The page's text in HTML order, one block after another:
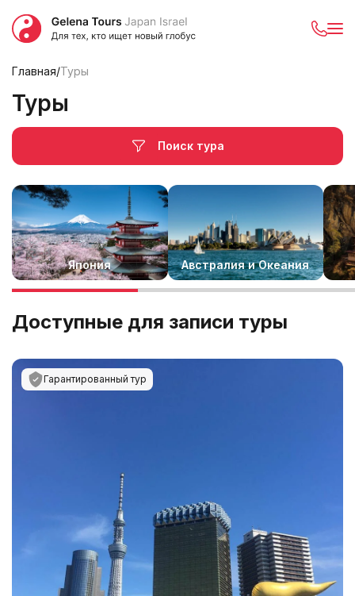
Главная/Туры
Туры
Поиск тура
Япония Австралия и Океания
Доступные для записи туры
Гарантированный тур